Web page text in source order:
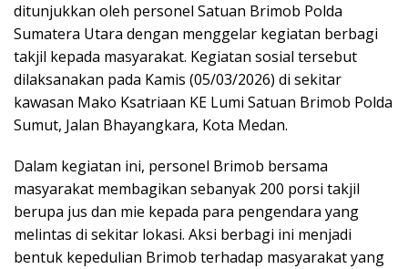
ditunjukkan oleh personel Satuan Brimob Polda
Sumatera Utara dengan menggelar kegiatan berbagi
takjil kepada masyarakat. Kegiatan sosial tersebut
dilaksanakan pada Kamis (05/03/2026) di sekitar
kawasan Mako Ksatriaan KE Lumi Satuan Brimob Polda
Sumut, Jalan Bhayangkara, Kota Medan.
Dalam kegiatan ini, personel Brimob bersama
masyarakat membagikan sebanyak 200 porsi takjil
berupa jus dan mie kepada para pengendara yang
melintas di sekitar lokasi. Aksi berbagi ini menjadi
bentuk kepedulian Brimob terhadap masyarakat yang